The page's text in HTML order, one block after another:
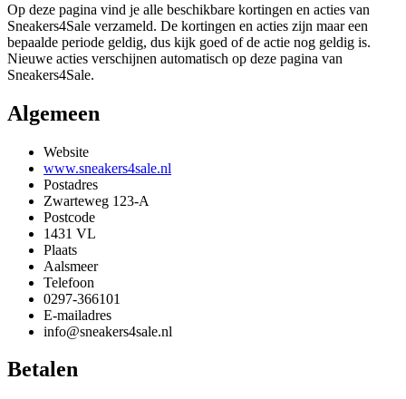
Op deze pagina vind je alle beschikbare kortingen en acties van
Sneakers4Sale verzameld. De kortingen en acties zijn maar een
bepaalde periode geldig, dus kijk goed of de actie nog geldig is.
Nieuwe acties verschijnen automatisch op deze pagina van
Sneakers4Sale.
Algemeen
Website
www.sneakers4sale.nl
Postadres
Zwarteweg 123-A
Postcode
1431 VL
Plaats
Aalsmeer
Telefoon
0297-366101
E-mailadres
info@sneakers4sale.nl
Betalen